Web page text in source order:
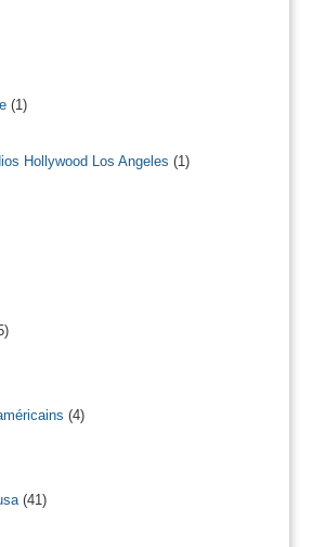
(1)
Hollywood Los Angeles (1)
(4)
(41)